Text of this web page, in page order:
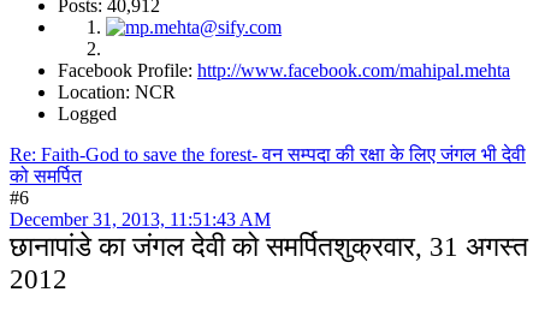
Posts: 40,912
Facebook Profile: http://www.facebook.com/mahipal.mehta
Location: NCR
Logged
Re: Faith-God to save the forest- वन सम्पदा की रक्षा के लिए जंगल भी देवी
को समर्पित
#6
December 31, 2013, 11:51:43 AM
छानापांडे का जंगल देवी को समर्पितशुक्रवार, 31 अगस्त
2012